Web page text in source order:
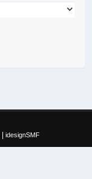
idesignSMF